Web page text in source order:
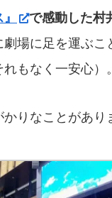
で感動した村
場に足を運ぶ
もなく一安心）。
りなことがあ